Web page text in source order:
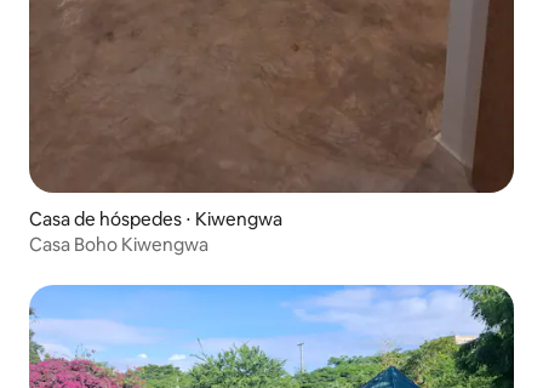
Casa de hóspedes ⋅ Kiwengwa
Casa Boho Kiwengwa